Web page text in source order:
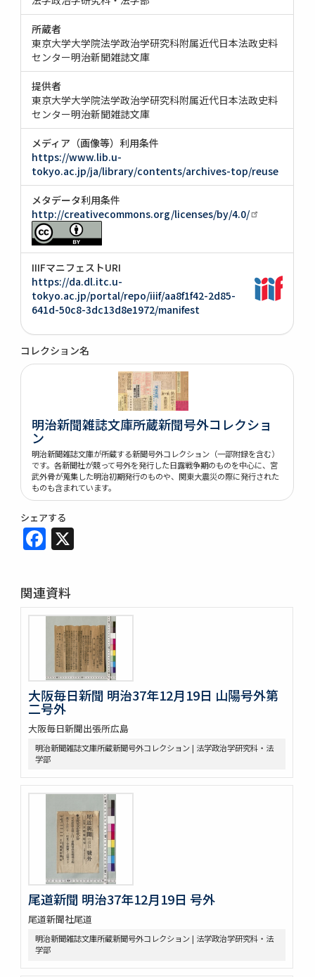
所蔵者
東京大学大学院法学政治学研究科附属近代日本法政史料
センター明治新聞雑誌文庫
提供者
東京大学大学院法学政治学研究科附属近代日本法政史料
センター明治新聞雑誌文庫
メディア（画像等）利用条件
https://www.lib.u-
tokyo.ac.jp/ja/library/contents/archives-top/reuse
メタデータ利用条件
http://creativecommons.org/licenses/by/4.0/
IIIFマニフェストURI
https://da.dl.itc.u-
tokyo.ac.jp/portal/repo/iiif/aa8f1f42-2d85-
641d-50c8-3dc13d8e1972/manifest
コレクション名
明治新聞雑誌文庫所蔵新聞号外コレクショ
ン
明治新聞雑誌文庫が所蔵する新聞号外コレクション（一部附録を含む）
です。各新聞社が競って号外を発行した日露戦争期のものを中心に、宮
武外骨が蒐集した明治初期発行のものや、関東大震災の際に発行された
ものも含まれています。
シェアする
Facebook
関連資料
大阪毎日新聞 明治37年12月19日 山陽号外第
二号外
大阪毎日新聞出張所広島
明治新聞雑誌文庫所蔵新聞号外コレクション | 法学政治学研究科・法
学部
尾道新聞 明治37年12月19日 号外
尾道新聞社尾道
明治新聞雑誌文庫所蔵新聞号外コレクション | 法学政治学研究科・法
学部